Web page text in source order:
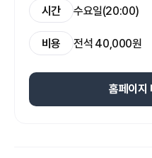
시간 수요일(20:00)
비용 전석 40,000원
홈페이지